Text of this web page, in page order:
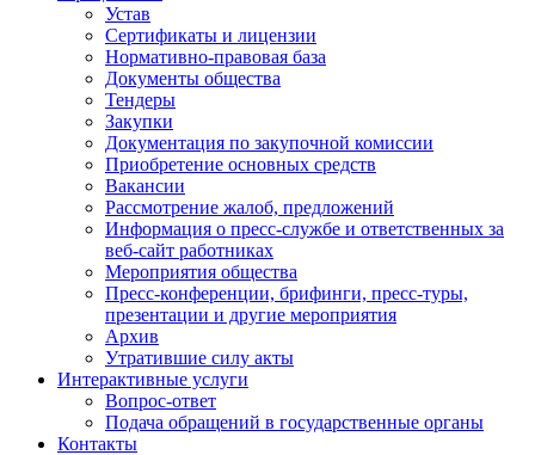
Устав
Сертификаты и лицензии
Нормативно-правовая база
Документы общества
Тендеры
Закупки
Документация по закупочной комиссии
Приобретение основных средств
Вакансии
Рассмотрение жалоб, предложений
Информация о пресс-службе и ответственных за
веб-сайт работниках
Мероприятия общества
Пресс-конференции, брифинги, пресс-туры,
презентации и другие мероприятия
Архив
Утратившие силу акты
Интерактивные услуги
Вопрос-ответ
Подача обращений в государственные органы
Контакты